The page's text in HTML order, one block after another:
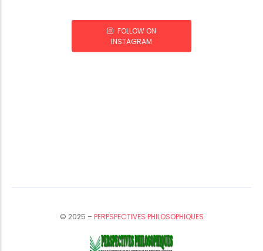
FOLLOW ON
INSTAGRAM
© 2025 –PERPSPECTIVES PHILOSOPHIQUES